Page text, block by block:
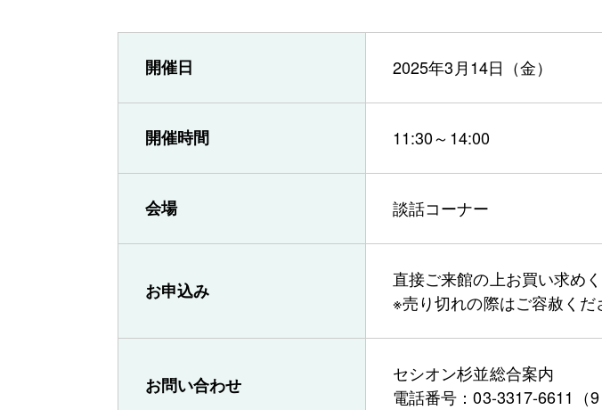
開催日 2025年3月14日（金）
開催時間 11:30～14:00
会場 談話コーナー
お申込み
直接ご来館の上お買い求めく
※売り切れの際はご容赦くだ
お問い合わせ
セシオン杉並総合案内
電話番号：03-3317-6611（